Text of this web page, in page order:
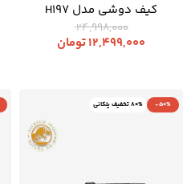
کیف دوشی مدل H197
24,998,000
12,499,000تومان
-50% 80% تخفیف پلکانی